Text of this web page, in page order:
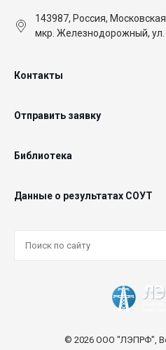
143987, Россия,
мкр. Железнодорожный, ул.
Контакты
Отправить заявку
Библиотека
Данные о результатах СОУТ
© 2026 ООО "ЛЭПРФ",